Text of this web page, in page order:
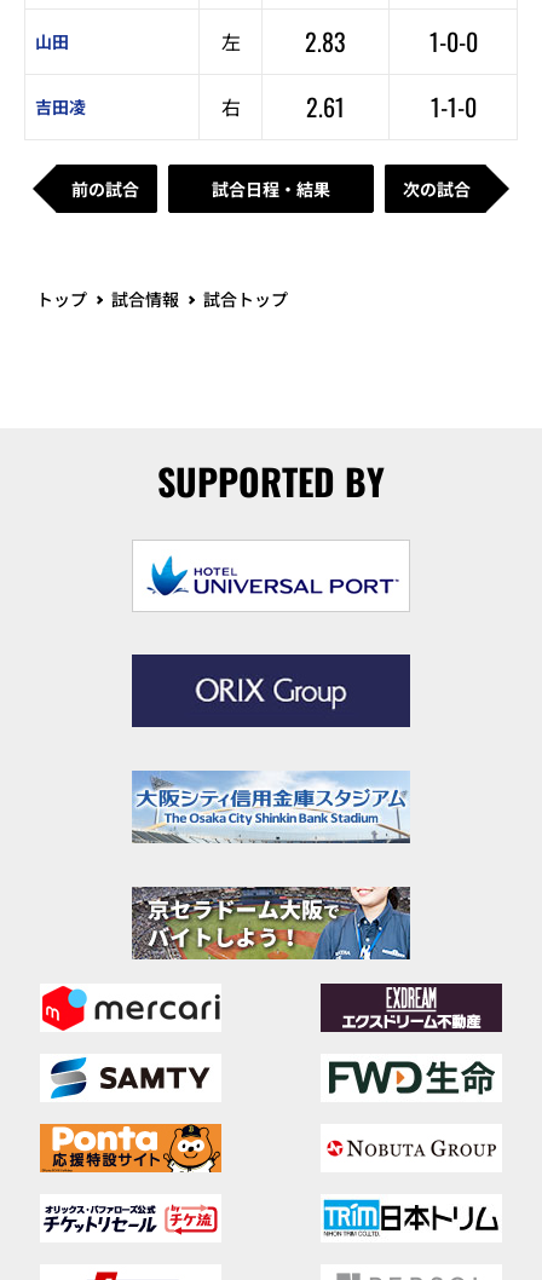
山田 左 2.83 1-0-0
吉田凌 右 2.61 1-1-0
前の試合 試合日程・結果 次の試合
トップ 試合情報 試合トップ
SUPPORTED BY